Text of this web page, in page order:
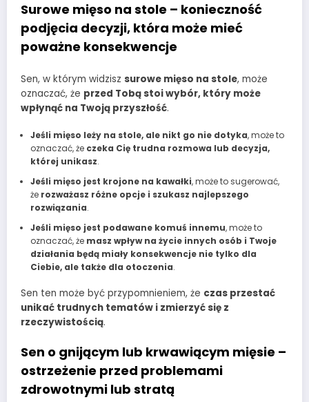
Surowe mięso na stole – konieczność
podjęcia decyzji, która może mieć
poważne konsekwencje
Sen, w którym widzisz surowe mięso na stole, może
oznaczać, że przed Tobą stoi wybór, który może
wpłynąć na Twoją przyszłość.
Jeśli mięso leży na stole, ale nikt go nie dotyka, może to
oznaczać, że czeka Cię trudna rozmowa lub decyzja,
której unikasz.
Jeśli mięso jest krojone na kawałki, może to sugerować,
że rozważasz różne opcje i szukasz najlepszego
rozwiązania.
Jeśli mięso jest podawane komuś innemu, może to
oznaczać, że masz wpływ na życie innych osób i Twoje
działania będą miały konsekwencje nie tylko dla
Ciebie, ale także dla otoczenia.
Sen ten może być przypomnieniem, że czas przestać
unikać trudnych tematów i zmierzyć się z
rzeczywistością.
Sen o gnijącym lub krwawiącym mięsie –
ostrzeżenie przed problemami
zdrowotnymi lub stratą